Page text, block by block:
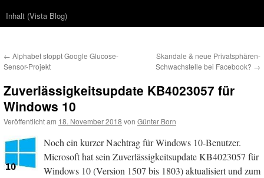
Inhalt (Vista Blog)
← Alphabet stoppt Google Glucose-
Sensor-Projekt
Skandale & neue Privatsphären-
Schwachstelle bei Facebook? →
Zuverlässigkeitsupdate KB4023057 für
Windows 10
Veröffentlicht am 18. November 2018 von Günter Born
Noch ein kurzer Nachtrag für Windows 10-Benutzer.
Microsoft hat sein Zuverlässigkeitsupdate KB4023057 für
Windows 10 (Version 1507 bis 1803) aktualisiert und zum